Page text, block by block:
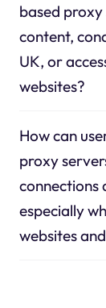
based proxy
content,
UK, or
websites?
How can
proxy
connections
especially
websites